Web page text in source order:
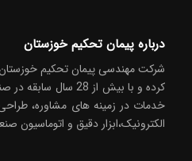
درباره پیمان تحکیم خوزستان
كرده و با بیش از 28
خدمات در زمینه های مشاوره،
الکترونیک،ابزار دقیق و اتوماسیون